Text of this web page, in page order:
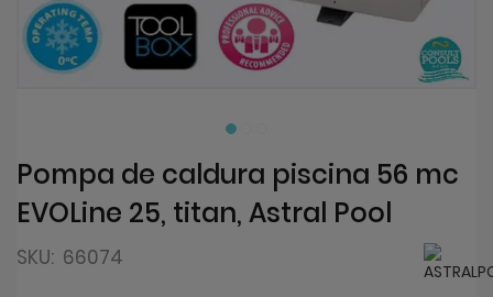
beginning
of
the
gallery
Pompa de caldura piscina 56 mc
EVOLine 25, titan, Astral Pool
SKU: 66074